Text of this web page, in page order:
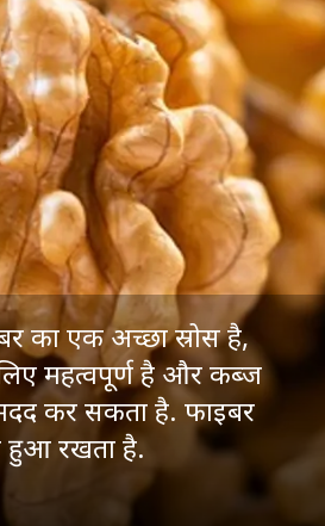
का एक अच्छा स्रोस है,
महत्वपूर्ण है और कब्ज
कर सकता है. फाइबर